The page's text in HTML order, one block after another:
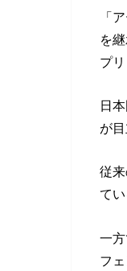
「
を
プ
日
が目
従
てい
一
フ